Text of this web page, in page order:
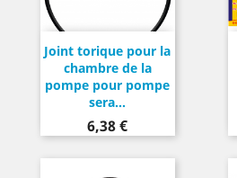
Joint torique pour la
chambre de la
pompe pour pompe
sera...
Prix
6,38 €